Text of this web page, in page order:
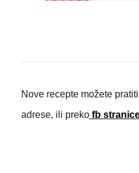
Nove recepte možete
adrese, ili prekofb